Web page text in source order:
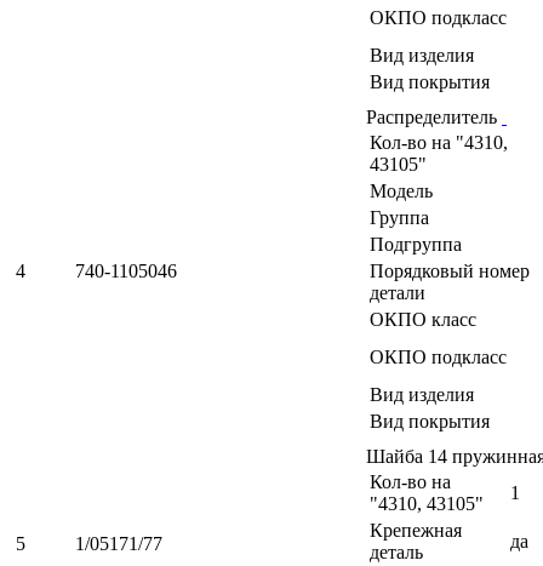
ОКПО подкласс
Вид изделия
Вид покрытия
4 740-1105046
Распределитель
Кол-во на "4310,
43105"
Модель
Группа
Подгруппа
Порядковый номер
детали
ОКПО класс
ОКПО подкласс
Вид изделия
Вид покрытия
5 1/05171/77
Шайба 14
Кол-во на
"4310, 43105"
1
Крепежная
деталь
да